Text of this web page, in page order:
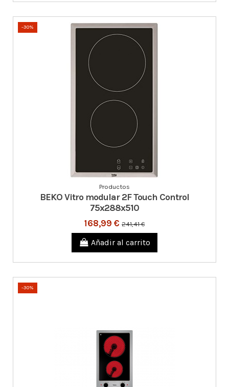
-30%
Productos
BEKO Vitro modular 2F Touch Control
75x288x510
168,99 € 241,41 €
Añadir al carrito
-30%